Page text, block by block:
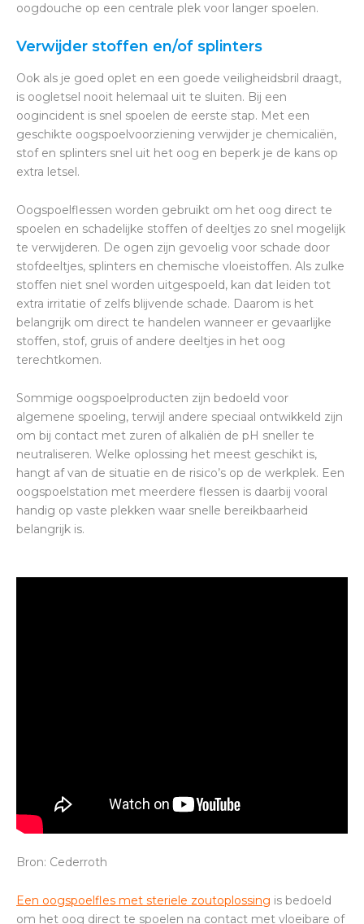
oogdouche op een centrale plek voor langer spoelen.
Verwijder stoffen en/of splinters
Ook als je goed oplet en een goede veiligheidsbril draagt,
is oogletsel nooit helemaal uit te sluiten. Bij een
oogincident is snel spoelen de eerste stap. Met een
geschikte oogspoelvoorziening verwijder je chemicaliën,
stof en splinters snel uit het oog en beperk je de kans op
extra letsel.
Oogspoelflessen worden gebruikt om het oog direct te
spoelen en schadelijke stoffen of deeltjes zo snel mogelijk
te verwijderen. De ogen zijn gevoelig voor schade door
stofdeeltjes, splinters en chemische vloeistoffen. Als zulke
stoffen niet snel worden uitgespoeld, kan dat leiden tot
extra irritatie of zelfs blijvende schade. Daarom is het
belangrijk om direct te handelen wanneer er gevaarlijke
stoffen, stof, gruis of andere deeltjes in het oog
terechtkomen.
Sommige oogspoelproducten zijn bedoeld voor
algemene spoeling, terwijl andere speciaal ontwikkeld zijn
om bij contact met zuren of alkaliën de pH sneller te
neutraliseren. Welke oplossing het meest geschikt is,
hangt af van de situatie en de risico’s op de werkplek. Een
oogspoelstation met meerdere flessen is daarbij vooral
handig op vaste plekken waar snelle bereikbaarheid
belangrijk is.
Bron: Cederroth
Een oogspoelfles met steriele zoutoplossing is bedoeld
om het oog direct te spoelen na contact met vloeibare of